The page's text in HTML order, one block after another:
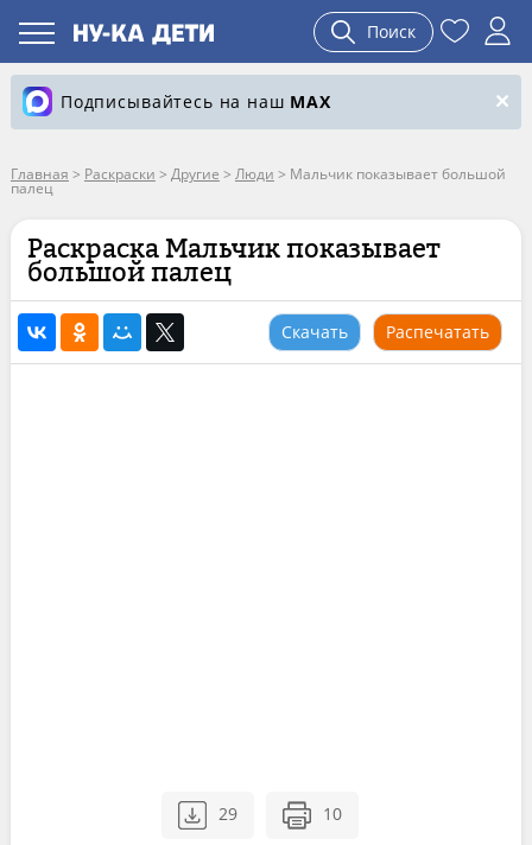
Поиск
Подписывайтесь на наш MAX
Главная > Раскраски > Другие > Люди > Мальчик показывает большой
палец
Раскраска Мальчик показывает
большой палец
Скачать Распечатать
29 10